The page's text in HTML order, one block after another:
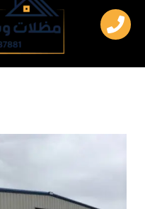
إلى
المحتوى